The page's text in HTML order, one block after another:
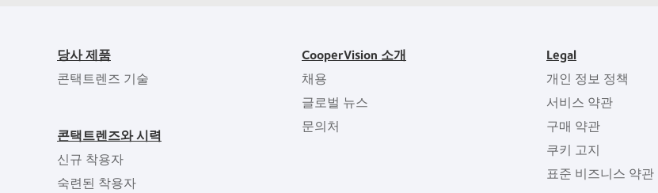
당사 제품
콘택트렌즈 기술
콘택트렌즈와 시력
신규 착용자
숙련된 착용자
CooperVision 소개
채용
글로벌 뉴스
문의처
Legal
개인 정보 정책
서비스 약관
구매 약관
쿠키 고지
표준 비즈니스 약관